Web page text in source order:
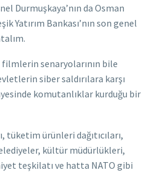
Durmuşkaya’nın da Osman
Yatırım Bankası’nın son genel
filmlerin senaryolarının bile
siber saldırılara karşı
komutanlıklar kurduğu bir
tüketim ürünleri dağıtıcıları,
kültür müdürlükleri,
teşkilatı ve hatta NATO gibi